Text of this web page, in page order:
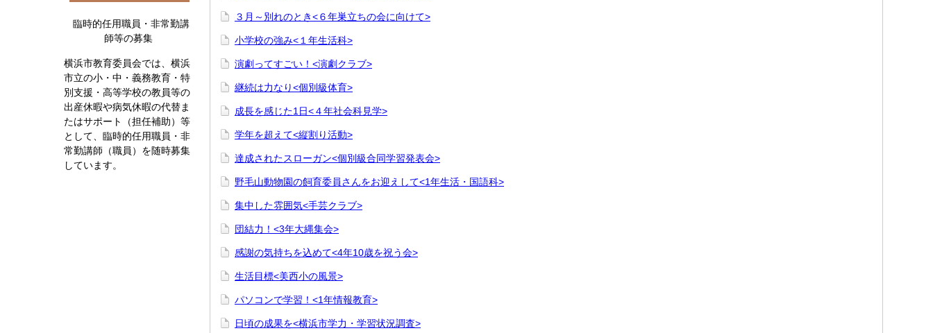
臨時的任用職員・非常勤講
師等の募集
横浜市教育委員会では、横浜
市立の小・中・義務教育・特
別支援・高等学校の教員等の
出産休暇や病気休暇の代替ま
たはサポート（担任補助）等
として、臨時的任用職員・非
常勤講師（職員）を随時募集
しています。
３月～別れのとき<６年巣立ちの会に向けて>
小学校の強み<１年生活科>
演劇ってすごい！<演劇クラブ>
継続は力なり<個別級体育>
成長を感じた1日<４年社会科見学>
学年を超えて<縦割り活動>
達成されたスローガン<個別級合同学習発表会>
野毛山動物園の飼育委員さんをお迎えして<1年生活・国語科>
集中した雰囲気<手芸クラブ>
団結力！<3年大縄集会>
感謝の気持ちを込めて<4年10歳を祝う会>
生活目標<美西小の風景>
パソコンで学習！<1年情報教育>
日頃の成果を<横浜市学力・学習状況調査>